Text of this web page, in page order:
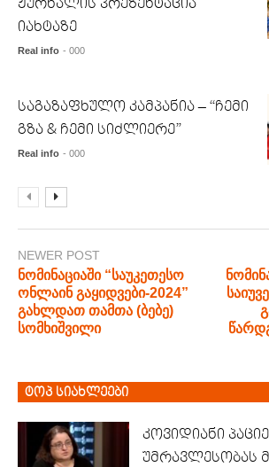
ჟურნალის პრეზენტაცია
იახტაზე
Real info - 000
საგაზაფხულო კამპანია – “ჩემი
გზა & ჩემი სიძლიერე”
Real info - 000
NEWER POST
ნომინაციაში “საუკეთესო
ონლაინ გაყიდვები-2024”
გახლდათ თამთა (ბებე)
სომხიშვილი
ტოპ სიახლეები
კოვიდიანი
უმრავლესობას